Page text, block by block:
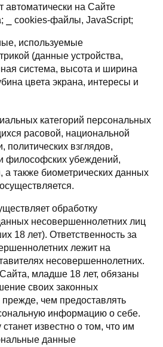
автоматически на Сайте
⎯ cookies-файлы, JavaScript;
используемые
(данные устройства,
система, высота и ширина
цвета экрана, интересы и
категорий персональных
расовой, национальной
политических взглядов,
философских убеждений,
а также биометрических данных
обработку
несовершеннолетних лиц
18 лет). Ответственность за
лежит на
несовершеннолетних.
младше 18 лет, обязаны
своих законных
прежде, чем предоставлять
информацию о себе.
известно о том, что им
данные